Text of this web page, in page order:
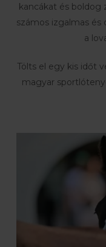
kancákat és boldog
számos izgalmas és
a
Tölts el egy kis időt
magyar